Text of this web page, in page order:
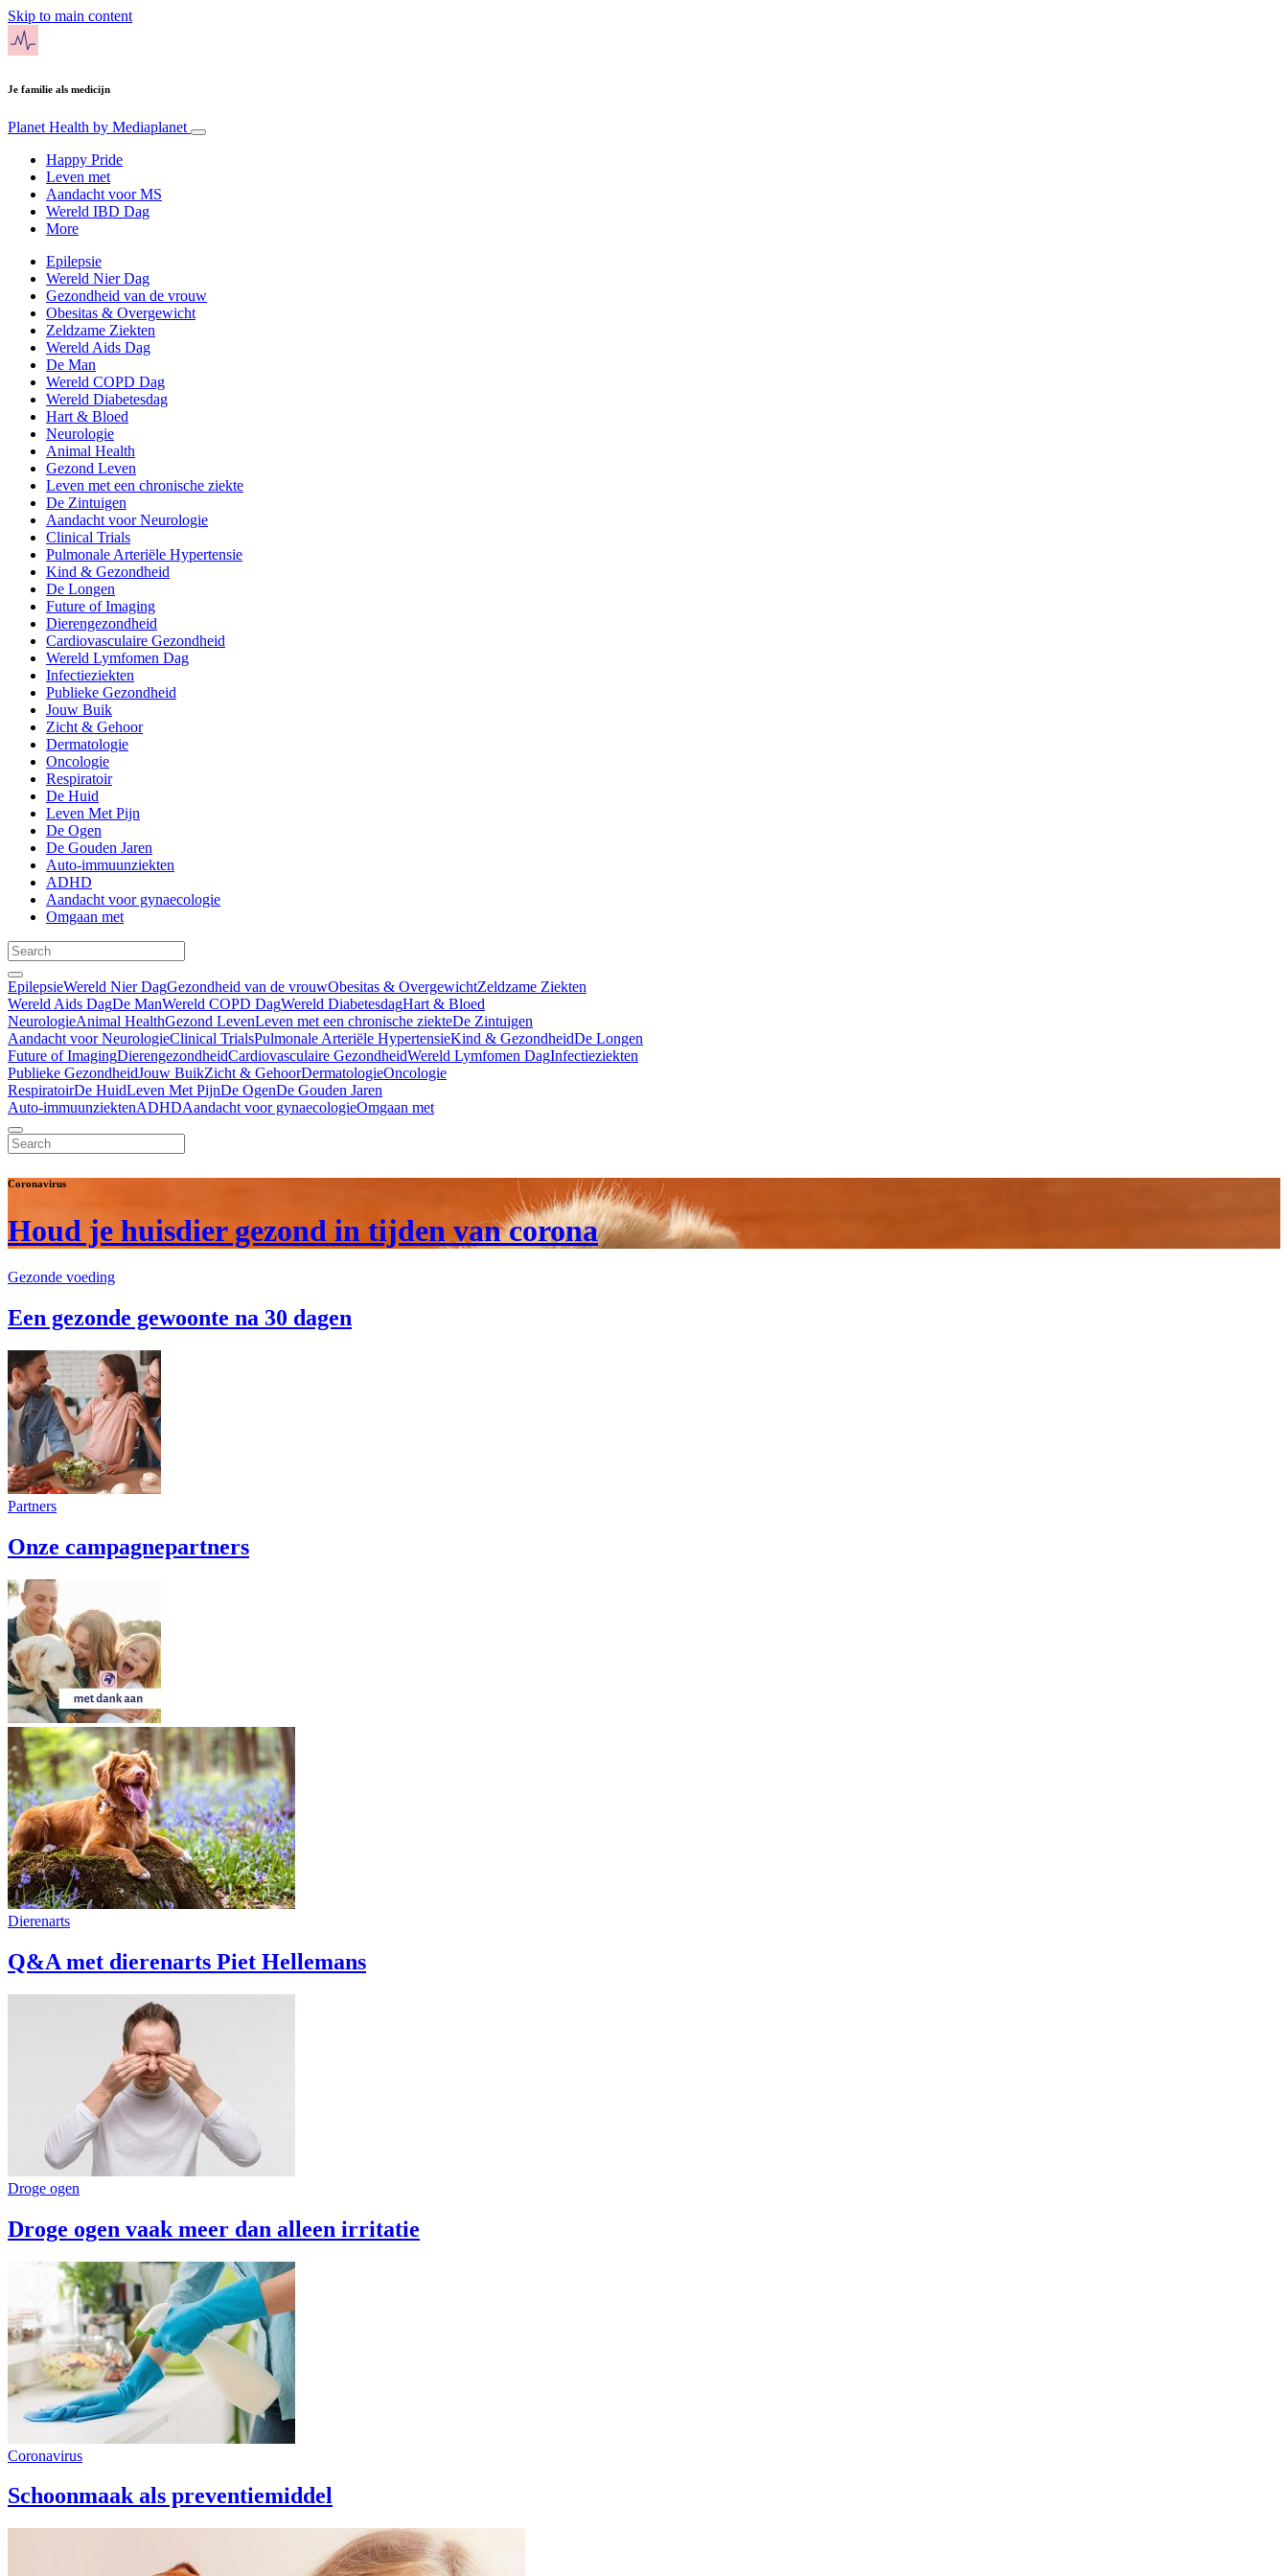
Skip to main content
Je familie als medicijn
Planet Health by Mediaplanet
Happy Pride
Leven met
Aandacht voor MS
Wereld IBD Dag
More
Epilepsie
Wereld Nier Dag
Gezondheid van de vrouw
Obesitas & Overgewicht
Zeldzame Ziekten
Wereld Aids Dag
De Man
Wereld COPD Dag
Wereld Diabetesdag
Hart & Bloed
Neurologie
Animal Health
Gezond Leven
Leven met een chronische ziekte
De Zintuigen
Aandacht voor Neurologie
Clinical Trials
Pulmonale Arteriële Hypertensie
Kind & Gezondheid
De Longen
Future of Imaging
Dierengezondheid
Cardiovasculaire Gezondheid
Wereld Lymfomen Dag
Infectieziekten
Publieke Gezondheid
Jouw Buik
Zicht & Gehoor
Dermatologie
Oncologie
Respiratoir
De Huid
Leven Met Pijn
De Ogen
De Gouden Jaren
Auto-immuunziekten
ADHD
Aandacht voor gynaecologie
Omgaan met
EpilepsieWereld Nier DagGezondheid van de vrouwObesitas & OvergewichtZeldzame Ziekten
Wereld Aids DagDe ManWereld COPD DagWereld DiabetesdagHart & Bloed
NeurologieAnimal HealthGezond LevenLeven met een chronische ziekteDe Zintuigen
Aandacht voor NeurologieClinical TrialsPulmonale Arteriële HypertensieKind & GezondheidDe Longen
Future of ImagingDierengezondheidCardiovasculaire GezondheidWereld Lymfomen DagInfectieziekten
Publieke GezondheidJouw BuikZicht & GehoorDermatologieOncologie
RespiratoirDe HuidLeven Met PijnDe OgenDe Gouden Jaren
Auto-immuunziektenADHDAandacht voor gynaecologieOmgaan met
Coronavirus
Houd je huisdier gezond in tijden van corona
Gezonde voeding
Een gezonde gewoonte na 30 dagen
Partners
Onze campagnepartners
Dierenarts
Q&A met dierenarts Piet Hellemans
Droge ogen
Droge ogen vaak meer dan alleen irritatie
Coronavirus
Schoonmaak als preventiemiddel